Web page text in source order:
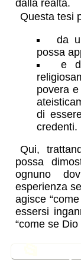
dalla realtà.
Questa tesi
da
possa
e
povera
di
credenti.
Qui,
possa
ognuno
esperienza
agisce
essersi
“come se Dio